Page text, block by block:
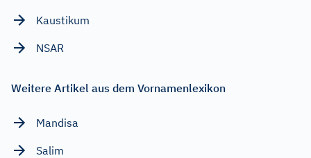
Kaustikum
NSAR
Weitere Artikel aus dem Vornamenlexikon
Mandisa
Salim